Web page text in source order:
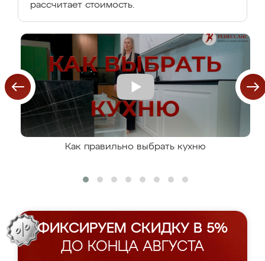
рассчитает стоимость.
Как правильно выбрать кухню
ФИКСИРУЕМ СКИДКУ В 5%
ДО КОНЦА АВГУСТА